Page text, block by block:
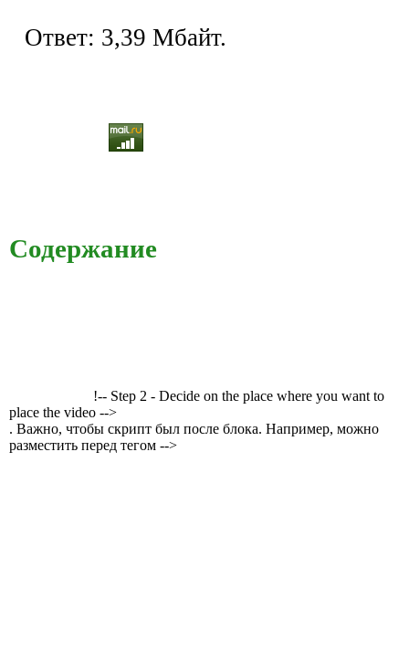
Ответ: 3,39 Мбайт.
Содержание
!-- Step 2 - Decide on the place where you want to
place the video -->
. Важно, чтобы скрипт был после блока. Например, можно
разместить перед тегом -->